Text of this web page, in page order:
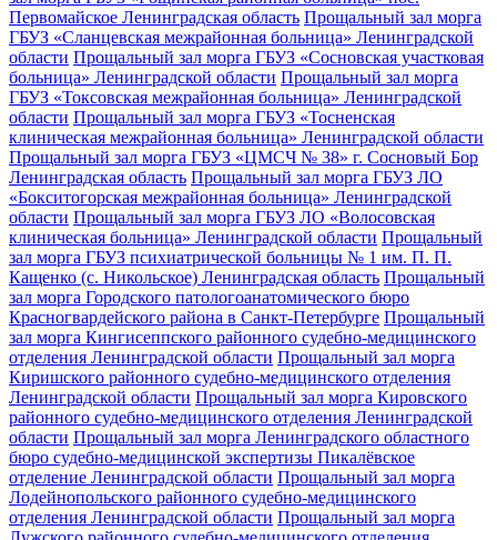
Первомайское Ленинградская область Прощальный зал морга
ГБУЗ «Сланцевская межрайонная больница» Ленинградской
области Прощальный зал морга ГБУЗ «Сосновская участковая
больница» Ленинградской области Прощальный зал морга
ГБУЗ «Токсовская межрайонная больница» Ленинградской
области Прощальный зал морга ГБУЗ «Тосненская
клиническая межрайонная больница» Ленинградской области
Прощальный зал морга ГБУЗ «ЦМСЧ № 38» г. Сосновый Бор
Ленинградская область Прощальный зал морга ГБУЗ ЛО
«Бокситогорская межрайонная больница» Ленинградской
области Прощальный зал морга ГБУЗ ЛО «Волосовская
клиническая больница» Ленинградской области Прощальный
зал морга ГБУЗ психиатрической больницы № 1 им. П. П.
Кащенко (с. Никольское) Ленинградская область Прощальный
зал морга Городского патологоанатомического бюро
Красногвардейского района в Санкт-Петербурге Прощальный
зал морга Кингисеппского районного судебно-медицинского
отделения Ленинградской области Прощальный зал морга
Киришского районного судебно-медицинского отделения
Ленинградской области Прощальный зал морга Кировского
районного судебно-медицинского отделения Ленинградской
области Прощальный зал морга Ленинградского областного
бюро судебно-медицинской экспертизы Пикалёвское
отделение Ленинградской области Прощальный зал морга
Лодейнопольского районного судебно-медицинского
отделения Ленинградской области Прощальный зал морга